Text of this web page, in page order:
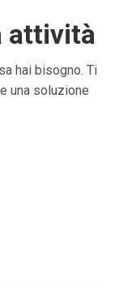
attività
hai bisogno. Ti
una soluzione